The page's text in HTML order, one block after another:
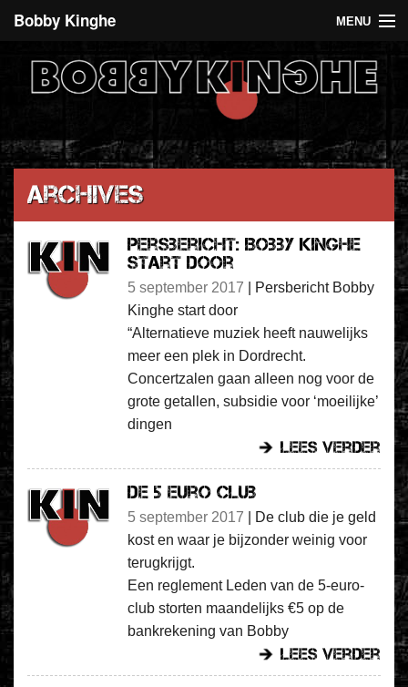
Bobby Kinghe MENU
Recent
De 5 euro club
Over Bobby Kinghe
Archives
Persbericht: Bobby Kinghe
start door
5 september 2017
Persbericht Bobby
Kinghe start door
“Alternatieve muziek heeft nauwelijks
meer een plek in Dordrecht.
Concertzalen gaan alleen nog voor de
grote getallen, subsidie voor ‘moeilijke’
dingen
lees verder
De 5 euro club
5 september 2017
De club die je geld
kost en waar je bijzonder weinig voor
terugkrijgt.
Een reglement Leden van de 5-euro-
club storten maandelijks €5 op de
bankrekening van Bobby
lees verder